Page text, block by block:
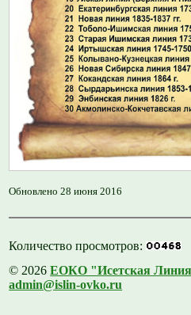
Обновлено 28 июня 2016
Количество просмотров:
© 2026ЕОКО "Исетская
admin@islin-ovko.ru